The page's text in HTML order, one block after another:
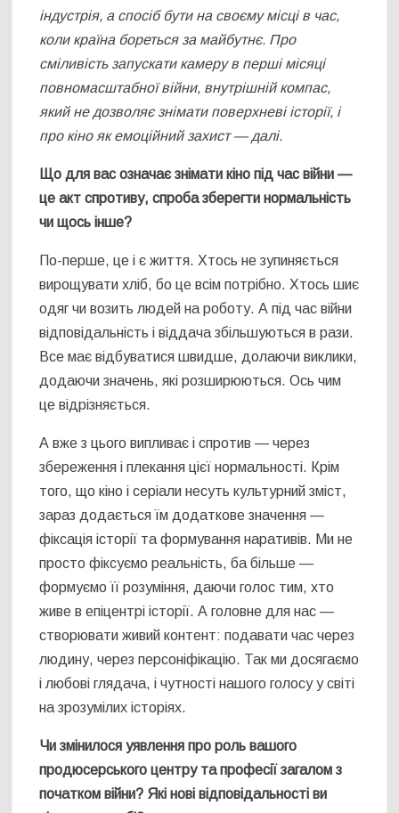
індустрія, а спосіб бути на своєму місці в час,
коли країна бореться за майбутнє. Про
сміливість запускати камеру в перші місяці
повномасштабної війни, внутрішній компас,
який не дозволяє знімати поверхневі історії, і
про кіно як емоційний захист — далі.
Що для вас означає знімати кіно під час війни —
це акт спротиву, спроба зберегти нормальність
чи щось інше?
По-перше, це і є життя. Хтось не зупиняється
вирощувати хліб, бо це всім потрібно. Хтось шиє
одяг чи возить людей на роботу. А під час війни
відповідальність і віддача збільшуються в рази.
Все має відбуватися швидше, долаючи виклики,
додаючи значень, які розширюються. Ось чим
це відрізняється.
А вже з цього випливає і спротив — через
збереження і плекання цієї нормальності. Крім
того, що кіно і серіали несуть культурний зміст,
зараз додається їм додаткове значення —
фіксація історії та формування наративів. Ми не
просто фіксуємо реальність, ба більше —
формуємо її розуміння, даючи голос тим, хто
живе в епіцентрі історії. А головне для нас —
створювати живий контент: подавати час через
людину, через персоніфікацію. Так ми досягаємо
і любові глядача, і чутності нашого голосу у світі
на зрозумілих історіях.
Чи змінилося уявлення про роль вашого
продюсерського центру та професії загалом з
початком війни? Які нові відповідальності ви